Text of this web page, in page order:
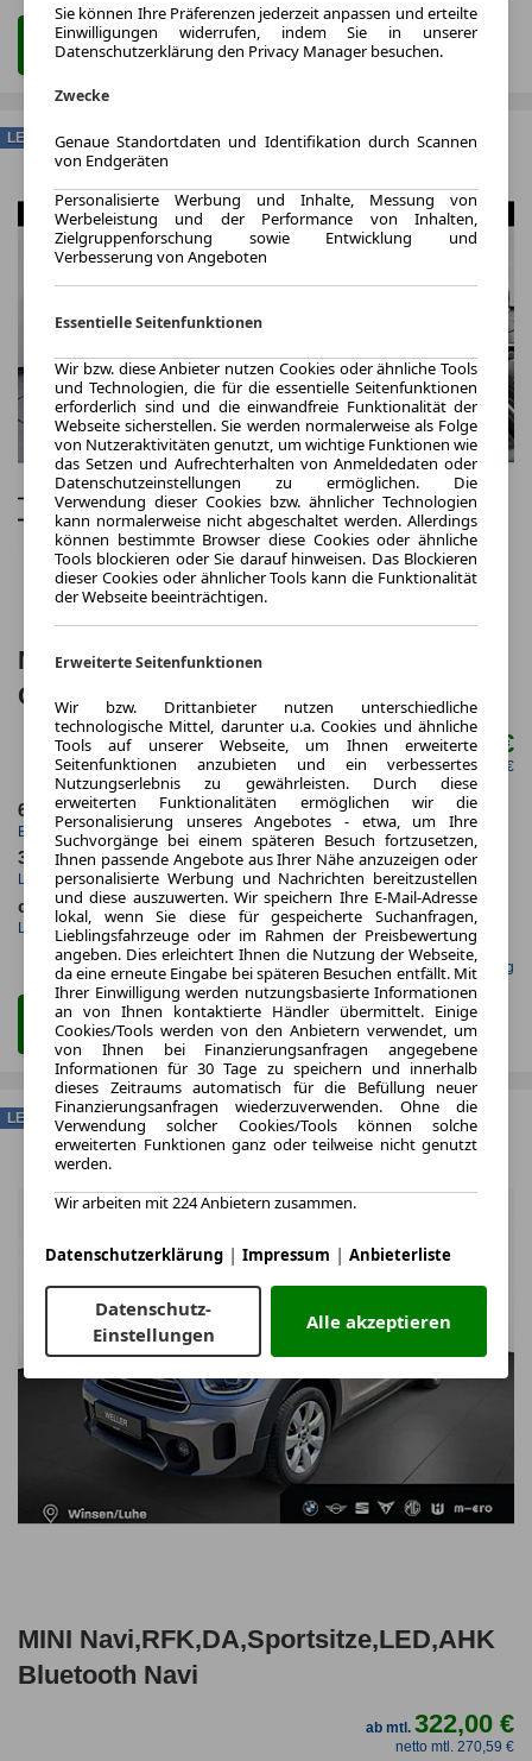
Zum Leasing Angebot
MINI Countryman C (Cooper) John
Cooper Works Trim Pak
ab mtl.540,00 €
netto mtl. 453,78 €
6.2025
Erstzulassung
10.000,0 km
Jahrliche Fahrleistung
36 Monate
Laufzeit
29 km
Kilometerstand
ca. 125 kW (169 PS)
Leistung
Benzin
Kraftstoff
Gefunden auf mobile.de Leasing
Zum Leasing Angebot
LEASING
MINI Navi,RFK,DA,Sportsitze,LED,AHK
Bluetooth Navi
ab mtl.322,00 €
netto mtl. 270,59 €
LEASING
Sie können Ihre Präferenzen jederzeit anpassen und erteilte
Einwilligungen widerrufen, indem Sie in unserer
Datenschutzerklärung den Privacy Manager besuchen.
Zwecke
Genaue Standortdaten und Identifikation durch Scannen
von Endgeräten
Personalisierte Werbung und Inhalte, Messung von
Werbeleistung und der Performance von Inhalten,
Zielgruppenforschung sowie Entwicklung und
Verbesserung von Angeboten
Essentielle Seitenfunktionen
Wir bzw. diese Anbieter nutzen Cookies oder ähnliche Tools
und Technologien, die für die essentielle Seitenfunktionen
erforderlich sind und die einwandfreie Funktionalität der
Webseite sicherstellen. Sie werden normalerweise als Folge
von Nutzeraktivitäten genutzt, um wichtige Funktionen wie
das Setzen und Aufrechterhalten von Anmeldedaten oder
Datenschutzeinstellungen zu ermöglichen. Die
Verwendung dieser Cookies bzw. ähnlicher Technologien
kann normalerweise nicht abgeschaltet werden. Allerdings
können bestimmte Browser diese Cookies oder ähnliche
Tools blockieren oder Sie darauf hinweisen. Das Blockieren
dieser Cookies oder ähnlicher Tools kann die Funktionalität
der Webseite beeinträchtigen.
Erweiterte Seitenfunktionen
Wir bzw. Drittanbieter nutzen unterschiedliche
technologische Mittel, darunter u.a. Cookies und ähnliche
Tools auf unserer Webseite, um Ihnen erweiterte
Seitenfunktionen anzubieten und ein verbessertes
Nutzungserlebnis zu gewährleisten. Durch diese
erweiterten Funktionalitäten ermöglichen wir die
Personalisierung unseres Angebotes - etwa, um Ihre
Suchvorgänge bei einem späteren Besuch fortzusetzen,
Ihnen passende Angebote aus Ihrer Nähe anzuzeigen oder
personalisierte Werbung und Nachrichten bereitzustellen
und diese auszuwerten. Wir speichern Ihre E-Mail-Adresse
lokal, wenn Sie diese für gespeicherte Suchanfragen,
Lieblingsfahrzeuge oder im Rahmen der Preisbewertung
angeben. Dies erleichtert Ihnen die Nutzung der Webseite,
da eine erneute Eingabe bei späteren Besuchen entfällt. Mit
Ihrer Einwilligung werden nutzungsbasierte Informationen
an von Ihnen kontaktierte Händler übermittelt. Einige
Cookies/Tools werden von den Anbietern verwendet, um
von Ihnen bei Finanzierungsanfragen angegebene
Informationen für 30 Tage zu speichern und innerhalb
dieses Zeitraums automatisch für die Befüllung neuer
Finanzierungsanfragen wiederzuverwenden. Ohne die
Verwendung solcher Cookies/Tools können solche
erweiterten Funktionen ganz oder teilweise nicht genutzt
werden.
Wir arbeiten mit 224 Anbietern zusammen.
Datenschutzerklärung | Impressum | Anbieterliste
Datenschutz-
Einstellungen
Alle akzeptieren